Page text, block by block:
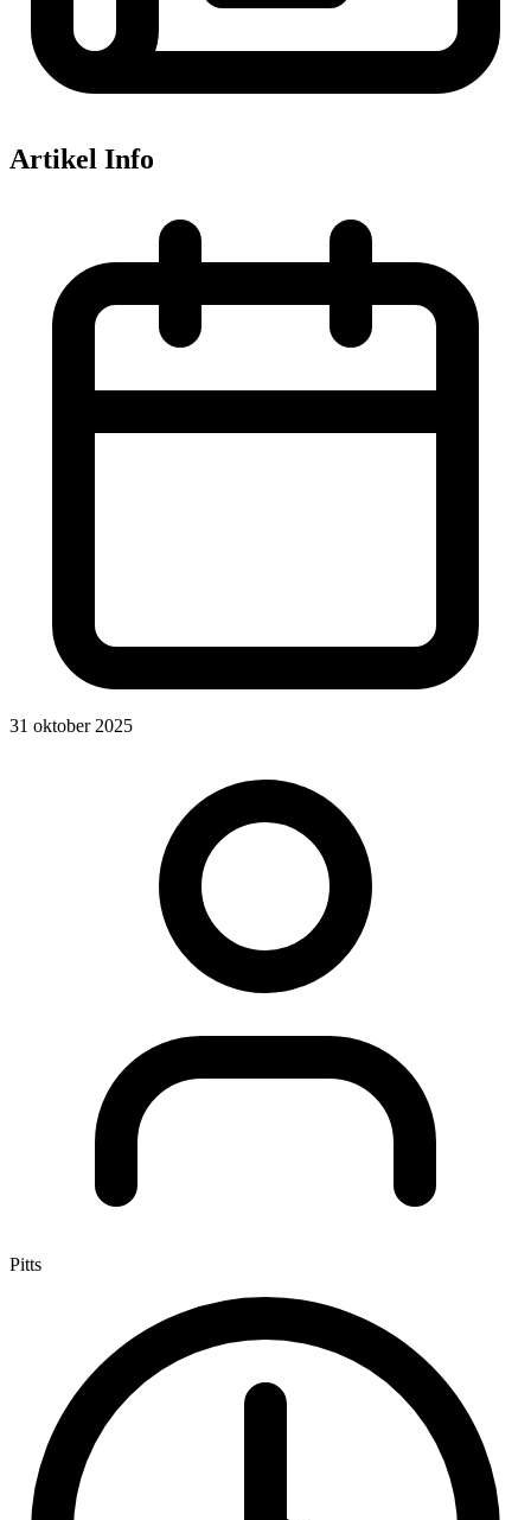
Artikel Info
31 oktober 2025
Pitts